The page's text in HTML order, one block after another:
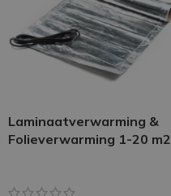
Laminaatverwarming &
Folieverwarming 1-20 m2